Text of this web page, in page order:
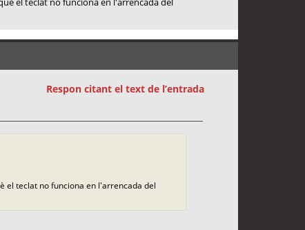
Respon citant el text de l’entrada
el teclat no funciona en l'arrencada del